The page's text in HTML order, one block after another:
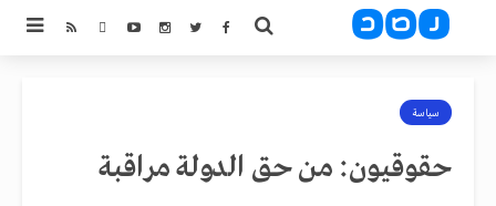
سياسة
حقوقيون: من حق الدولة مراقبة